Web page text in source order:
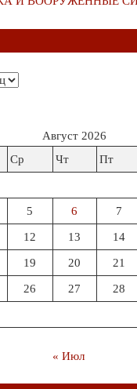
Август 2026
Ср Чт Пт
5 6 7
12 13 14
19 20 21
26 27 28
« Июл